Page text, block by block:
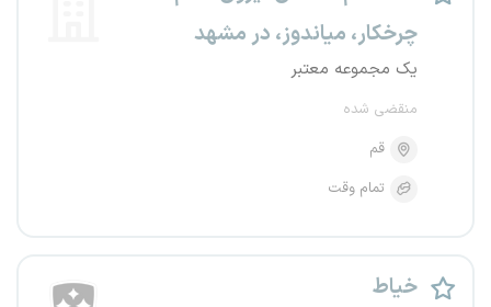
چرخکار، میاندوز، در مشهد
یک مجموعه معتبر
منقضی شده
قم
تمام وقت
خیاط